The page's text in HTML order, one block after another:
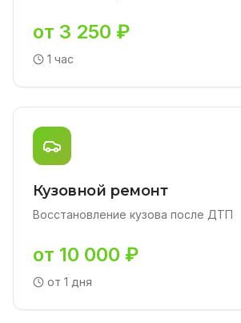
от 3 250 ₽
1 час
Кузовной ремонт
Восстановление кузова после ДТП
от 10 000 ₽
от 1 дня